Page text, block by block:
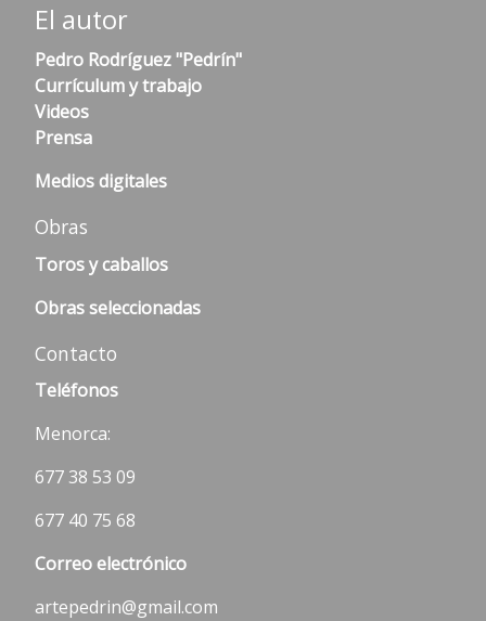
El autor
Pedro Rodríguez "Pedrín"
Currículum y trabajo
Videos
Prensa
Medios digitales
Obras
Toros y caballos
Obras seleccionadas
Contacto
Teléfonos
Menorca:
677 38 53 09
677 40 75 68
Correo electrónico
artepedrin@gmail.com